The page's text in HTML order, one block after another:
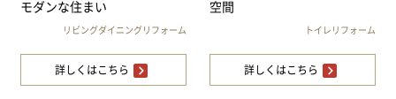
モダンな住まい
リビングダイニングリフォーム
詳しくはこちら
空間
トイレリフォーム
詳しくはこちら